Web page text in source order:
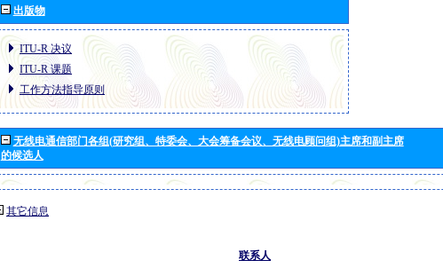
出版物
ITU-R 决议
ITU-R 课题
工作方法指导原则
无线电通信部门各组(研究组、特委会、大会筹备会议、无线电顾问组)主席和副主席
的候选人
其它信息
联系人